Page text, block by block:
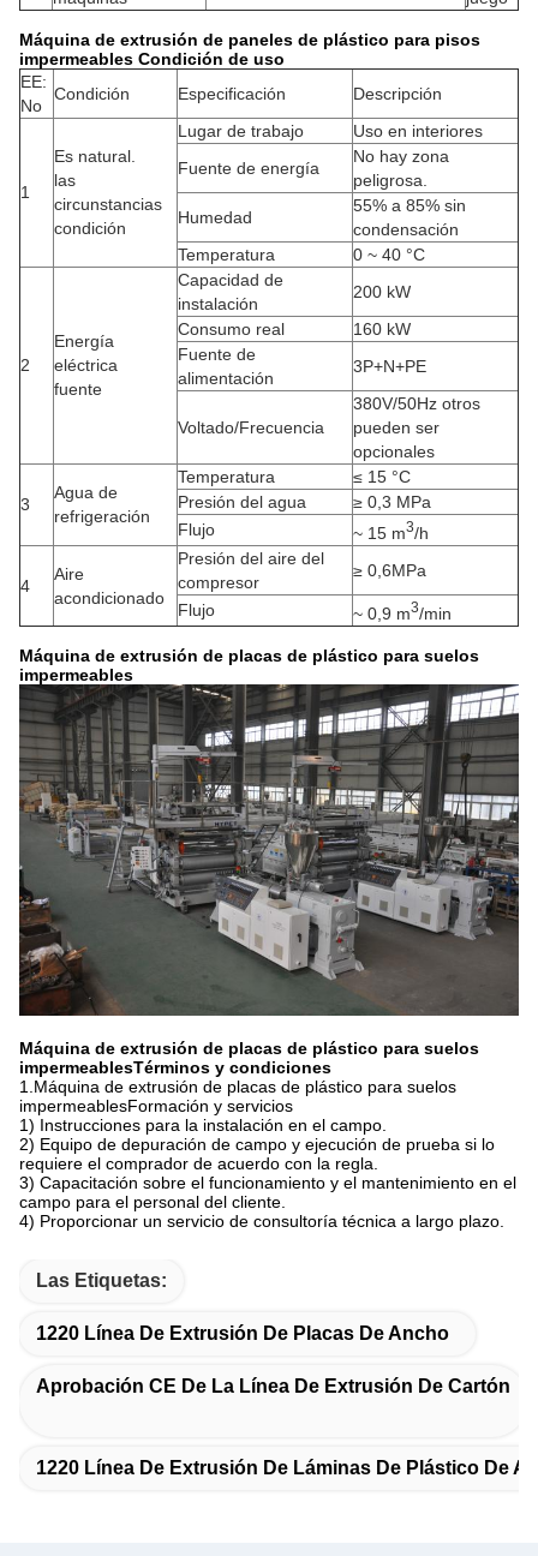
Máquina de extrusión de paneles de plástico para pisos
impermeables Condición de uso
EE:
No
Condición Especificación Descripción
1
Es natural.
las
circunstancias
condición
Lugar de trabajo
Uso en interiores
Fuente de energía
No hay zona
peligrosa.
Humedad
55% a 85% sin
condensación
Temperatura
0 ~ 40 °C
2
Energía
eléctrica
fuente
Capacidad de
instalación
200 kW
Consumo real
160 kW
Fuente de
alimentación
3P+N+PE
Voltado/Frecuencia
380V/50Hz otros
pueden ser
opcionales
3
Agua de
refrigeración
Temperatura
≤ 15 °C
Presión del agua
≥ 0,3 MPa
Flujo
~ 15 m3/h
4
Aire
acondicionado
Presión del aire del
compresor
≥ 0,6MPa
Flujo ~ 0,9 m3/min
Máquina de extrusión de placas de plástico para suelos
impermeables
Máquina de extrusión de placas de plástico para suelos
impermeablesTérminos y condiciones
1. Máquina de extrusión de placas de plástico para suelos
impermeablesFormación y servicios
1) Instrucciones para la instalación en el campo.
2) Equipo de depuración de campo y ejecución de prueba si lo
requiere el comprador de acuerdo con la regla.
3) Capacitación sobre el funcionamiento y el mantenimiento en el
campo para el personal del cliente.
4) Proporcionar un servicio de consultoría técnica a largo plazo.
Las Etiquetas:
1220 Línea De Extrusión De Placas De Ancho
Aprobación CE De La Línea De Extrusión De Cartón
1220 Línea De Extrusión De Láminas De Plástico De